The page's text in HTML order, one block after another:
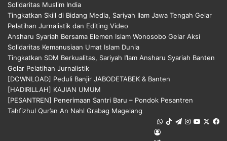
Solidaritas Muslim India
Tingkatkan Skill di Bidang Media, Sariyah Ilam Jawa Tengah Gelar
Pelatihan Jurnalistik dan Editing Video
Ansharu Syariah Bersama Elemen Islam Wonosobo Gelar Aksi
Solidaritas Kemanusiaan Umat Islam Dunia
Tingkatkan SDM Berkualitas, Sariyah I’lam Ansharu Syariah Banten
Gelar Pelatihan Jurnalistik
[DOWNLOAD] Peduli Banjir JABODETABEK & Banten
[HADIRILLAH] KAJIAN UMUM
[PESANTREN] Penerimaan Santri Baru – Pondok Pesantren
Tahfizhul Qur’an An Nahl Grabag Magelang
X
YouTube
Instagram
Telegram
TikTok
WhatsApp